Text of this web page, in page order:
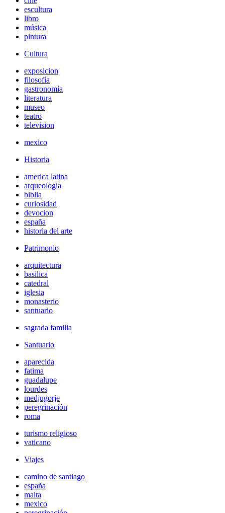
escultura
libro
música
pintura
Cultura
exposicion
filosofía
gastronomía
literatura
museo
teatro
television
mexico
Historia
america latina
arqueologia
biblia
curiosidad
devocion
españa
historia del arte
Patrimonio
arquitectura
basilica
catedral
iglesia
monasterio
santuario
sagrada familia
Santuario
aparecida
fatima
guadalupe
lourdes
medjugorje
peregrinación
roma
turismo religioso
vaticano
Viajes
camino de santiago
españa
malta
mexico